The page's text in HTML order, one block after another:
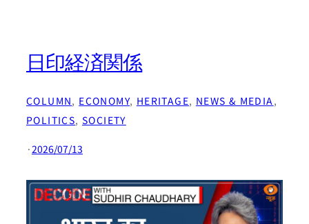
日印経済関係
COLUMN, ECONOMY, HERITAGE, NEWS & MEDIA
POLITICS, SOCIETY
·2026/07/13